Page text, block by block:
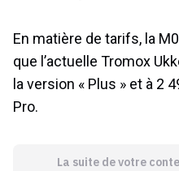
En matière de tarifs, la
que l’actuelle Tromox
la version « Plus » et à 2
Pro.
La suite de votre